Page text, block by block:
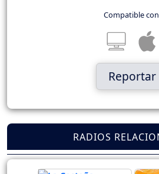
Compatible
Reportar
RADIOS